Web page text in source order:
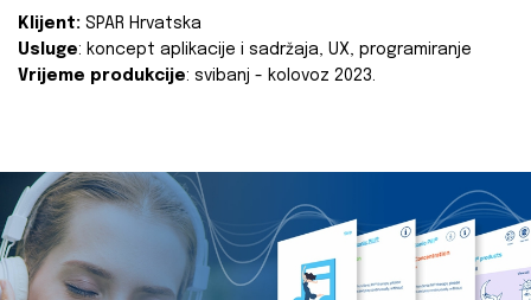
Klijent: SPAR Hrvatska
Usluge: koncept aplikacije i sadržaja, UX, programiranje
Vrijeme produkcije: svibanj - kolovoz 2023.